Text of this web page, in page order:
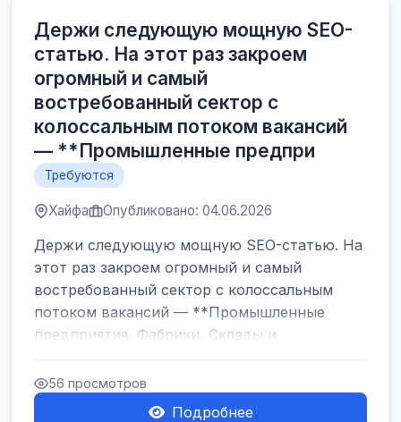
Держи следующую мощную SEO-
статью. На этот раз закроем
огромный и самый
востребованный сектор с
колоссальным потоком вакансий
— **Промышленные предпри
Требуются
Хайфа Опубликовано: 04.06.2026
Держи следующую мощную SEO-статью. На
этот раз закроем огромный и самый
востребованный сектор с колоссальным
потоком вакансий — **Промышленные
предприятия, Фабрики, Склады и
Производственные заводы** ...
56 просмотров
Подробнее